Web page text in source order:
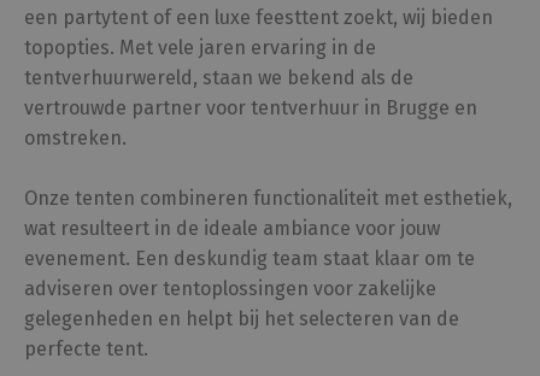
een partytent of een luxe feesttent zoekt, wij bieden
topopties. Met vele jaren ervaring in de
tentverhuurwereld, staan we bekend als de
vertrouwde partner voor tentverhuur in Brugge en
omstreken.
Onze tenten combineren functionaliteit met esthetiek,
wat resulteert in de ideale ambiance voor jouw
evenement. Een deskundig team staat klaar om te
adviseren over tentoplossingen voor zakelijke
gelegenheden en helpt bij het selecteren van de
perfecte tent.